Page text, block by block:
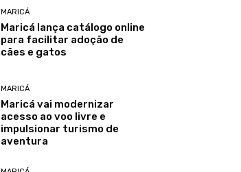
MARICÁ
Maricá lança catálogo online
para facilitar adoção de
cães e gatos
MARICÁ
Maricá vai modernizar
acesso ao voo livre e
impulsionar turismo de
aventura